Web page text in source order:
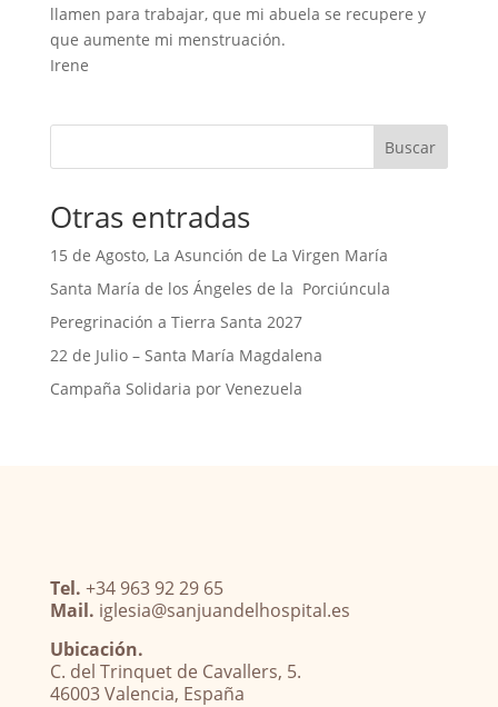
llamen para trabajar, que mi abuela se recupere y
que aumente mi menstruación.
Irene
Buscar
Otras entradas
15 de Agosto, La Asunción de La Virgen María
Santa María de los Ángeles de la Porciúncula
Peregrinación a Tierra Santa 2027
22 de Julio – Santa María Magdalena
Campaña Solidaria por Venezuela
Tel. +34 963 92 29 65
Mail. iglesia@sanjuandelhospital.es
Ubicación.
C. del Trinquet de Cavallers, 5.
46003 Valencia, España